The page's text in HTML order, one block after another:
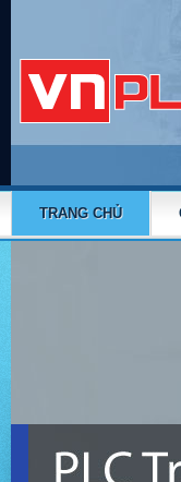
TRANG CHỦ